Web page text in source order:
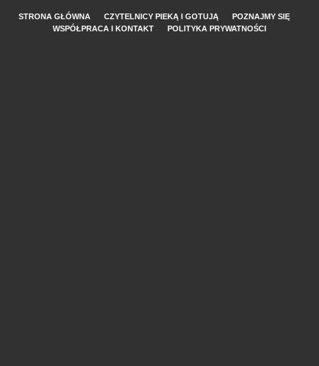
STRONA GŁÓWNA CZYTELNICY PIEKĄ I GOTUJĄ
POZNAJMY SIĘ
WSPÓŁPRACA I KONTAKT
POLITYKA PRYWATNOŚCI